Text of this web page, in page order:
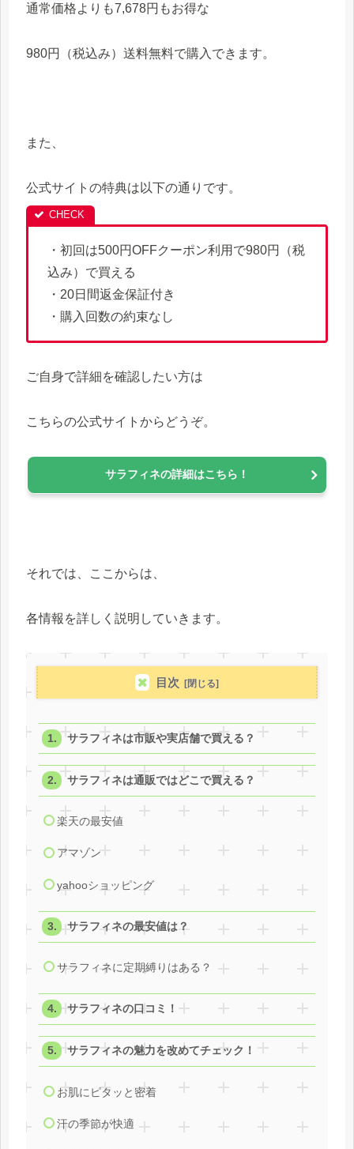
通常価格よりも7,678円もお得な
980円（税込み）送料無料で購入できます。
また、
公式サイトの特典は以下の通りです。
・初回は500円OFFクーポン利用で980円（税
込み）で買える
・20日間返金保証付き
・購入回数の約束なし
ご自身で詳細を確認したい方は
こちらの公式サイトからどうぞ。
サラフィネの詳細はこちら！
それでは、ここからは、
各情報を詳しく説明していきます。
目次
サラフィネは市販や実店舗で買える？
サラフィネは通販ではどこで買える？
楽天の最安値
アマゾン
yahooショッピング
サラフィネの最安値は？
サラフィネに定期縛りはある？
サラフィネの口コミ！
サラフィネの魅力を改めてチェック！
お肌にピタッと密着
汗の季節が快適